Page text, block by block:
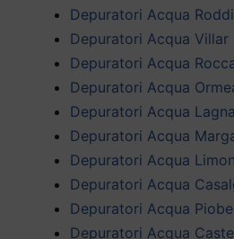
Depuratori Acqua Roddi
Depuratori Acqua Villar
Depuratori Acqua
Depuratori Acqua
Depuratori Acqua
Depuratori Acqua
Depuratori Acqua
Depuratori Acqua
Depuratori Acqua
Depuratori Acqua